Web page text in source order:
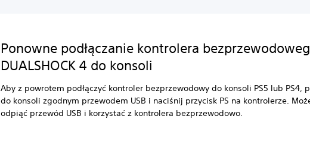
Ponowne podłączanie kontrolera
DUALSHOCK 4 do konsoli
Aby z powrotem podłączyć kontroler bezprzewodowy do konsoli PS5 lub PS4,
do konsoli zgodnym przewodem USB i naciśnij przycisk PS na kontrolerze.
odpiąć przewód USB i korzystać z kontrolera bezprzewodowo.